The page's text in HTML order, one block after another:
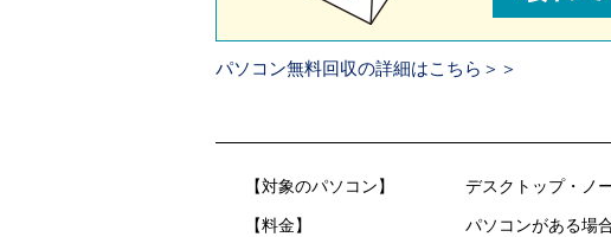
パソコン無料回収の詳細はこちら＞＞
【対象のパソコン】 デスクトップ・ノ
【料金】 パソコンがある場